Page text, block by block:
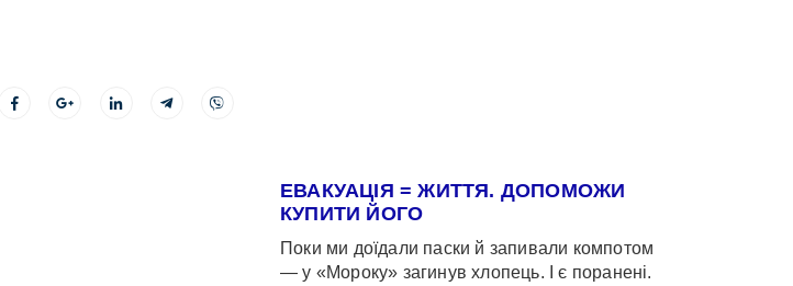
ЕВАКУАЦІЯ = ЖИТТЯ. ДОПОМОЖИ
КУПИТИ ЙОГО
Поки ми доїдали паски й запивали компотом
— у «Мороку» загинув хлопець. І є поранені.